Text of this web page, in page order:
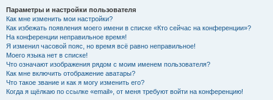
Параметры и настройки пользователя
Как мне изменить мои настройки?
Как избежать появления моего имени в списке «Кто сейчас на конференции»?
На конференции неправильное время!
Я изменил часовой пояс, но время всё равно неправильное!
Моего языка нет в списке!
Что означают изображения рядом с моим именем пользователя?
Как мне включить отображение аватары?
Что такое звание и как я могу изменить его?
Когда я щёлкаю по ссылке «email», от меня требуют войти на конференцию!